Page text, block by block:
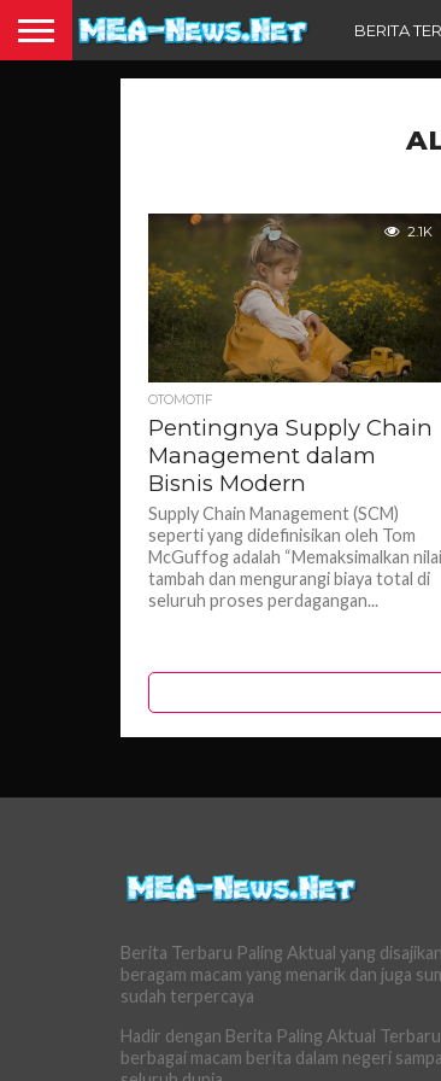
BERITA
2.1K
OTOMOTIF
Pentingnya Supply Chain
Management dalam
Bisnis Modern
Supply Chain Management (SCM)
seperti yang didefinisikan oleh Tom
McGuffog adalah “Memaksimalkan nilai
tambah dan mengurangi biaya total di
seluruh proses perdagangan...
Berita Terbaru Paling Aktual yang
beragam macam yang menarik dan juga
sudah terpercaya
Hadir dengan Berita Paling Aktual
berbagai macam berita dalam negeri